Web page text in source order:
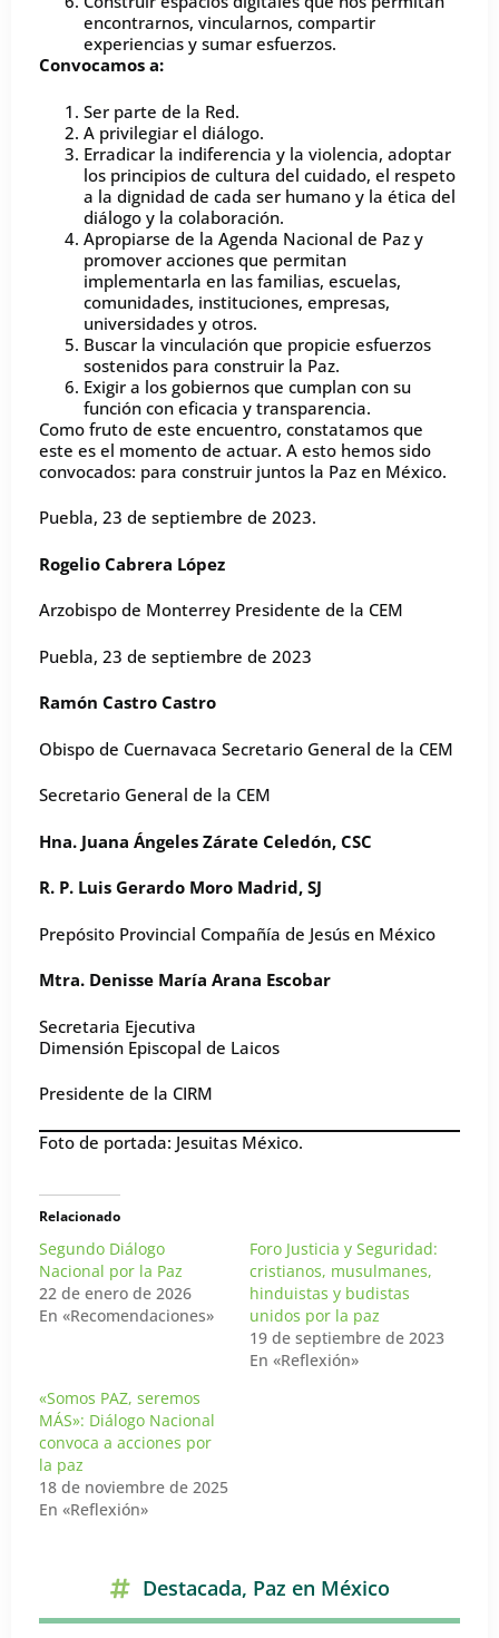
encontrarnos, vincularnos, compartir
experiencias y sumar esfuerzos.
Convocamos a:
Ser parte de la Red.
A privilegiar el diálogo.
Erradicar la indiferencia y la violencia, adoptar
los principios de cultura del cuidado, el respeto
a la dignidad de cada ser humano y la ética del
diálogo y la colaboración.
Apropiarse de la Agenda Nacional de Paz y
promover acciones que permitan
implementarla en las familias, escuelas,
comunidades, instituciones, empresas,
universidades y otros.
Buscar la vinculación que propicie esfuerzos
sostenidos para construir la Paz.
Exigir a los gobiernos que cumplan con su
función con eficacia y transparencia.
Como fruto de este encuentro, constatamos que
este es el momento de actuar. A esto hemos sido
convocados: para construir juntos la Paz en México.
Puebla, 23 de septiembre de 2023.
Rogelio Cabrera López
Arzobispo de Monterrey Presidente de la CEM
Puebla, 23 de septiembre de 2023
Ramón Castro Castro
Obispo de Cuernavaca Secretario General de la CEM
Secretario General de la CEM
Hna. Juana Ángeles Zárate Celedón, CSC
R. P. Luis Gerardo Moro Madrid, SJ
Prepósito Provincial Compañía de Jesús en México
Mtra. Denisse María Arana Escobar
Secretaria Ejecutiva
Dimensión Episcopal de Laicos
Presidente de la CIRM
Foto de portada: Jesuitas México.
Relacionado
Segundo Diálogo
Nacional por la Paz
22 de enero de 2026
En «Recomendaciones»
Foro Justicia y Seguridad:
cristianos, musulmanes,
hinduistas y budistas
unidos por la paz
19 de septiembre de 2023
En «Reflexión»
«Somos PAZ, seremos
MÁS»: Diálogo Nacional
convoca a acciones por
la paz
18 de noviembre de 2025
En «Reflexión»
Destacada, Paz en México